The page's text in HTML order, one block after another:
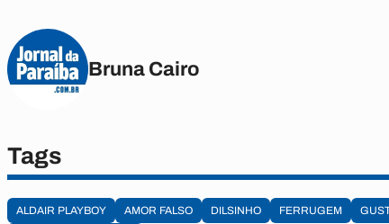
Bruna Cairo
Tags
ALDAIR PLAYBOY AMOR FALSO DILSINHO FERRUGEM